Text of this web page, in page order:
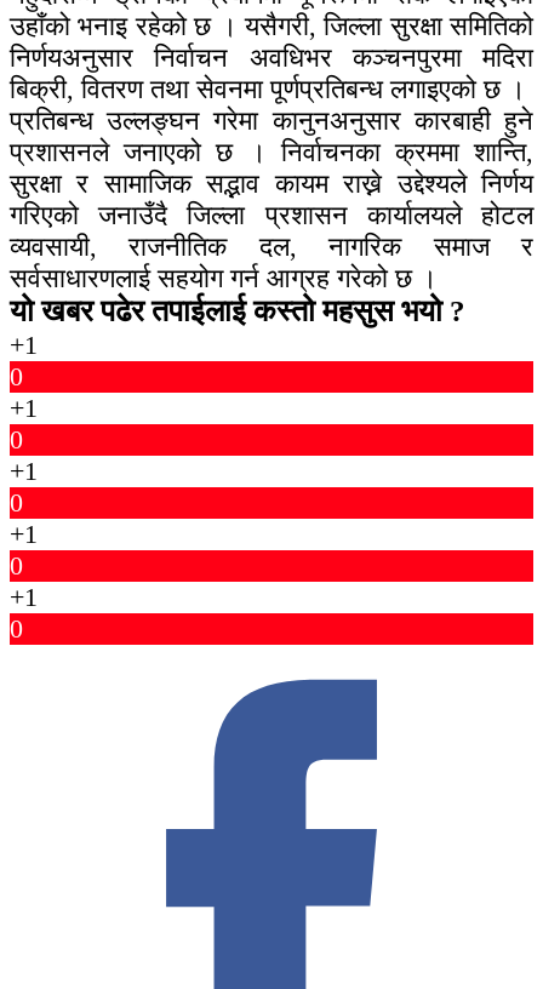
उहाँको भनाइ रहेको छ । यसैगरी, जिल्ला सुरक्षा समितिको
निर्णयअनुसार निर्वाचन अवधिभर कञ्चनपुरमा मदिरा
बिक्री, वितरण तथा सेवनमा पूर्णप्रतिबन्ध लगाइएको छ ।
प्रतिबन्ध उल्लङ्घन गरेमा कानुनअनुसार कारबाही हुने
प्रशासनले जनाएको छ । निर्वाचनका क्रममा शान्ति,
सुरक्षा र सामाजिक सद्भाव कायम राख्ने उद्देश्यले निर्णय
गरिएको जनाउँदै जिल्ला प्रशासन कार्यालयले होटल
व्यवसायी, राजनीतिक दल, नागरिक समाज र
सर्वसाधारणलाई सहयोग गर्न आग्रह गरेको छ ।
यो खबर पढेर तपाईलाई कस्तो महसुस भयो ?
+1
0
+1
0
+1
0
+1
0
+1
0